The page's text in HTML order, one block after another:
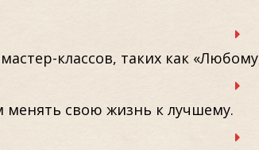
классов, таких как
менять свою жизнь к лучшему.